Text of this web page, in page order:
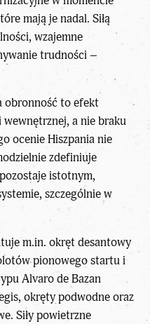
mają je nadal. Siłą
wzajemne
trudności –
obronność to efekt
a nie braku
ocenie Hiszpania nie
zdefiniuje
istotnym,
szczególnie w
m.in. okręt desantowy
pionowego startu i
Alvaro de Bazan
okręty podwodne oraz
Siły powietrzne